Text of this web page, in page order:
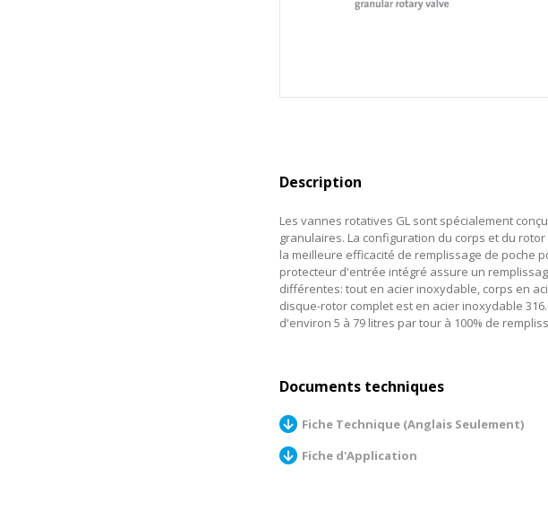
Description
Les vannes rotatives GL sont spécialement
granulaires. La configuration du corps et du
la meilleure efficacité de remplissage de poche
protecteur d'entrée intégré assure un
différentes: tout en acier inoxydable, corps en
disque-rotor complet est en acier inoxydable
d'environ 5 à 79 litres par tour à 100% de
Documents techniques
Fiche Technique (Anglais Seulement)
Fiche d'Application